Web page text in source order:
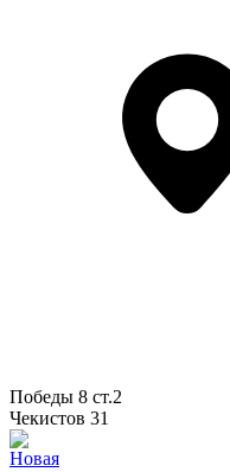
Победы 8 ст.2
Чекистов 31